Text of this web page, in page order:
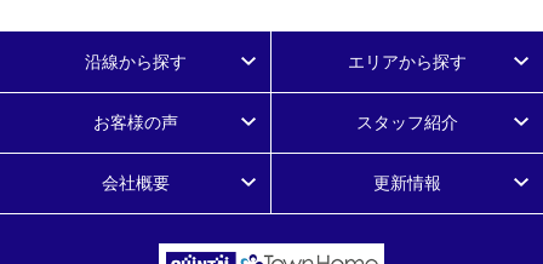
沿線から探す エリアから探す
お客様の声 スタッフ紹介
会社概要 更新情報